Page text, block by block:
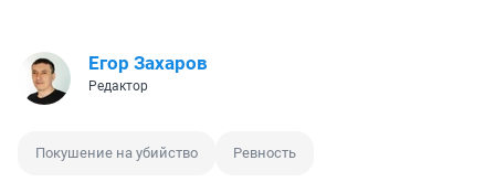
Егор Захаров
Редактор
Покушение на убийство Ревность